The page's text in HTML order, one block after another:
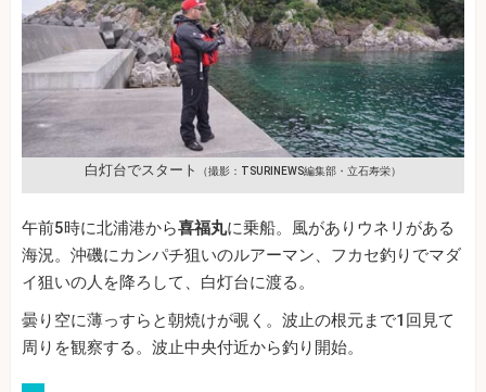
白灯台でスタート （撮影：TSURINEWS編集部・立石寿栄）
午前5時に北浦港から喜福丸に乗船。風がありウネリがある
海況。沖磯にカンパチ狙いのルアーマン、フカセ釣りでマダ
イ狙いの人を降ろして、白灯台に渡る。
曇り空に薄っすらと朝焼けが覗く。波止の根元まで1回見て
周りを観察する。波止中央付近から釣り開始。